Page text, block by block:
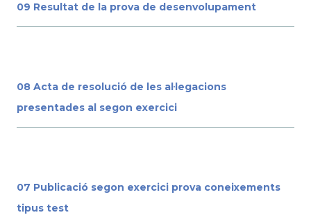
09 Resultat de la prova de desenvolupament
08 Acta de resolució de les al·legacions
presentades al segon exercici
07 Publicació segon exercici prova coneixements
tipus test